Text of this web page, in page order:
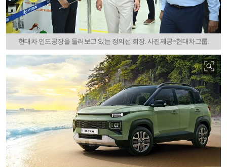
현대차 인도공장을 둘러보고 있는 정의선 회장. 사진제공=현대차그룹.